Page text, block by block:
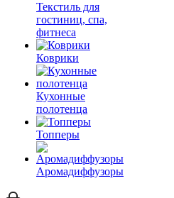
Текстиль для
гостиниц, спа,
фитнеса
Коврики
Кухонные
полотенца
Топперы
Аромадиффузоры